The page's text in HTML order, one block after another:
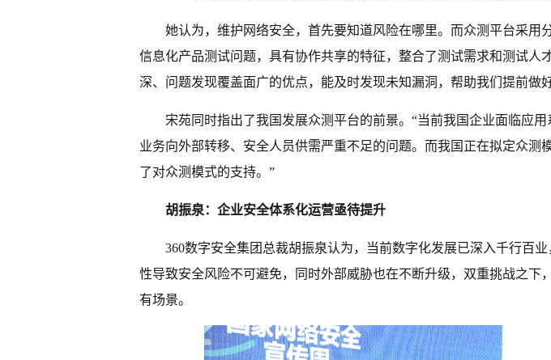
她认为，维护网络安全，首先要知道风险在哪里。而众测平台采用
信息化产品测试问题，具有协作共享的特征，整合了测试需求和测试人
深、问题发现覆盖面广的优点，能及时发现未知漏洞，帮助我们提前做好
宋苑同时指出了我国发展众测平台的前景。“当前我国企业面临应用
业务向外部转移、安全人员供需严重不足的问题。而我国正在拟定众测
了对众测模式的支持。”
胡振泉：企业安全体系化运营亟待提升
360数字安全集团总裁胡振泉认为，当前数字化发展已深入千行百
性导致安全风险不可避免，同时外部威胁也在不断升级，双重挑战之下
有场景。